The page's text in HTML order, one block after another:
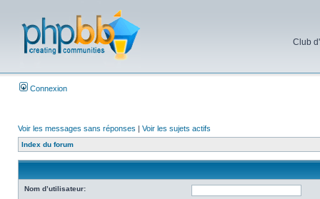
Club
Connexion
Voir les messages sans réponses | Voir les sujets actifs
Index du forum
Nom d’utilisateur: